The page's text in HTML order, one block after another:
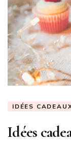
IDÉES
Idées